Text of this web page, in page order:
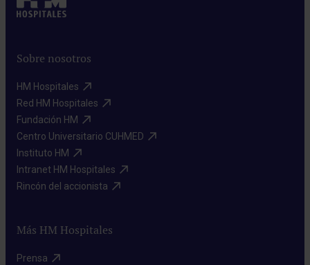
Sobre nosotros
HM Hospitales​
Red HM Hospitales​
Fundación HM​
Centro Universitario CUHMED​
Instituto HM​
Intranet HM Hospitales​
Rincón del accionista​
Más HM Hospitales
Prensa​